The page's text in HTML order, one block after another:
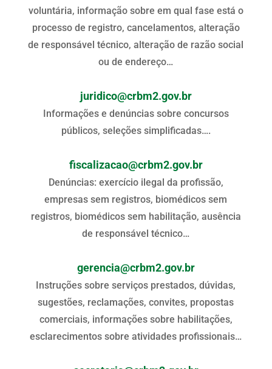
voluntária, informação sobre em qual fase está o
processo de registro, cancelamentos, alteração
de responsável técnico, alteração de razão social
ou de endereço…
juridico@crbm2.gov.br
Informações e denúncias sobre concursos
públicos, seleções simplificadas….
fiscalizacao@crbm2.gov.br
Denúncias: exercício ilegal da profissão,
empresas sem registros, biomédicos sem
registros, biomédicos sem habilitação, ausência
de responsável técnico…
gerencia@crbm2.gov.br
Instruções sobre serviços prestados, dúvidas,
sugestões, reclamações, convites, propostas
comerciais, informações sobre habilitações,
esclarecimentos sobre atividades profissionais…